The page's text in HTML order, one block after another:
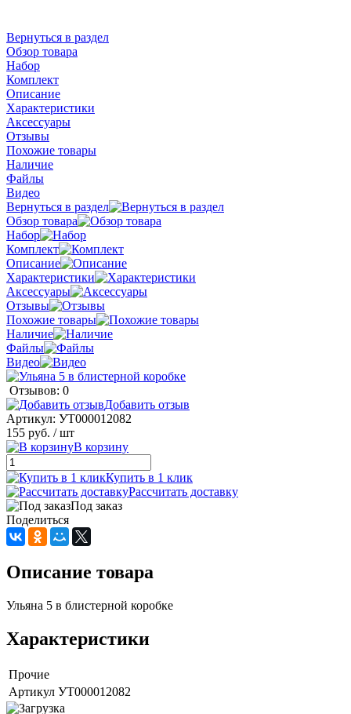
Вернуться в раздел
Обзор товара
Набор
Комплект
Описание
Характеристики
Аксессуары
Отзывы
Похожие товары
Наличие
Файлы
Видео
Вернуться в раздел
Обзор товара
Набор
Комплект
Описание
Характеристики
Аксессуары
Отзывы
Похожие товары
Наличие
Файлы
Видео
Отзывов: 0
Добавить отзыв
Артикул: УТ000012082
155 руб. / шт
В корзину
Купить в 1 клик
Рассчитать доставку
Под заказ
Поделиться
Описание товара
Ульяна 5 в блистерной коробке
Характеристики
Прочие
Артикул УТ000012082